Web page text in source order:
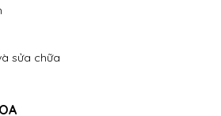
sửa chữa